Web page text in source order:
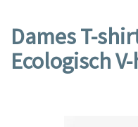
Dames T-
Ecologisch